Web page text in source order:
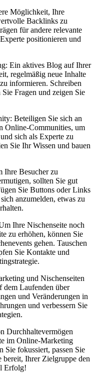
‌Möglichkeit,⁤ Ihre
‌Backlinks zu
für andere relevante
⁤positionieren ⁣und
Ein ⁢aktives Blog auf Ihrer
regelmäßig neue Inhalte⁣
informieren. Schreiben
Fragen und zeigen Sie
Beteiligen Sie sich an
Online-Communities, um
sich ‍als Experte zu
Sie Ihr ‌Wissen und bauen
Ihre Besucher zu
⁣sollten Sie gut
Sie Buttons⁣ oder Links
⁢anzumelden, etwas⁤ zu
Ihre Nischenseite ⁣noch
⁤zu⁣ erhöhen,⁤ können Sie
gehen.⁤ Tauschen
Sie Kontakte und
und Nischenseiten‌
dem Laufenden über
und Veränderungen in
und ⁣verbessern Sie
Durchhaltevermögen
⁢im Online-Marketing
Sie​ fokussiert, passen ⁢Sie
bereit, Ihrer Zielgruppe den
Erfolg!